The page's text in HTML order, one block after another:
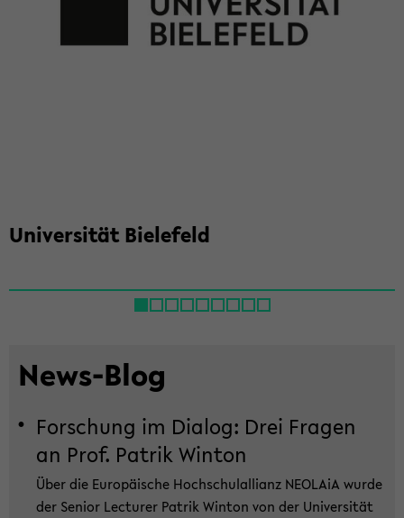
Uni­ver­si­tät Bie­le­feld
News-​Blog
For­schung im Dia­log: Drei Fra­gen
an Prof. Pa­trik Win­ton
Über die Eu­ro­päi­sche Hoch­schul­al­li­anz NEO­LA­iA wurde
der Se­ni­or Lec­tu­rer Pa­trik Win­ton von der Uni­ver­si­tät